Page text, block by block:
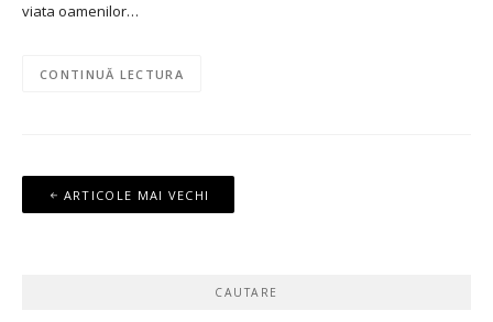
viata oamenilor…
CONTINUĂ LECTURA
Navigare
în
ARTICOLE MAI VECHI
CAUTARE